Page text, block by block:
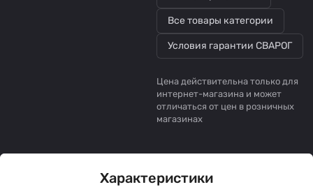
Все товары категории
Условия гарантии СВАРОГ
Цена действительна только для
интернет-магазина и может
отличаться от цен в розничных
магазинах
Характеристики